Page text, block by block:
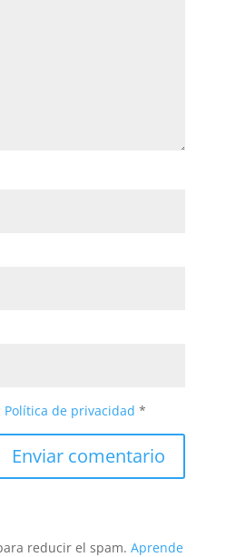
Política de privacidad *
reducir el spam. Aprende